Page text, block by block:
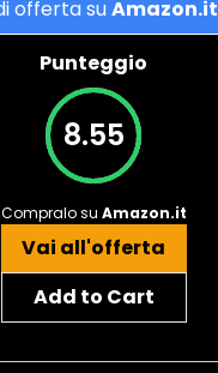
offerta suAmazon.it
Punteggio
8.55
Compralo su Amazon.it
Vai all'offerta
Add to Cart